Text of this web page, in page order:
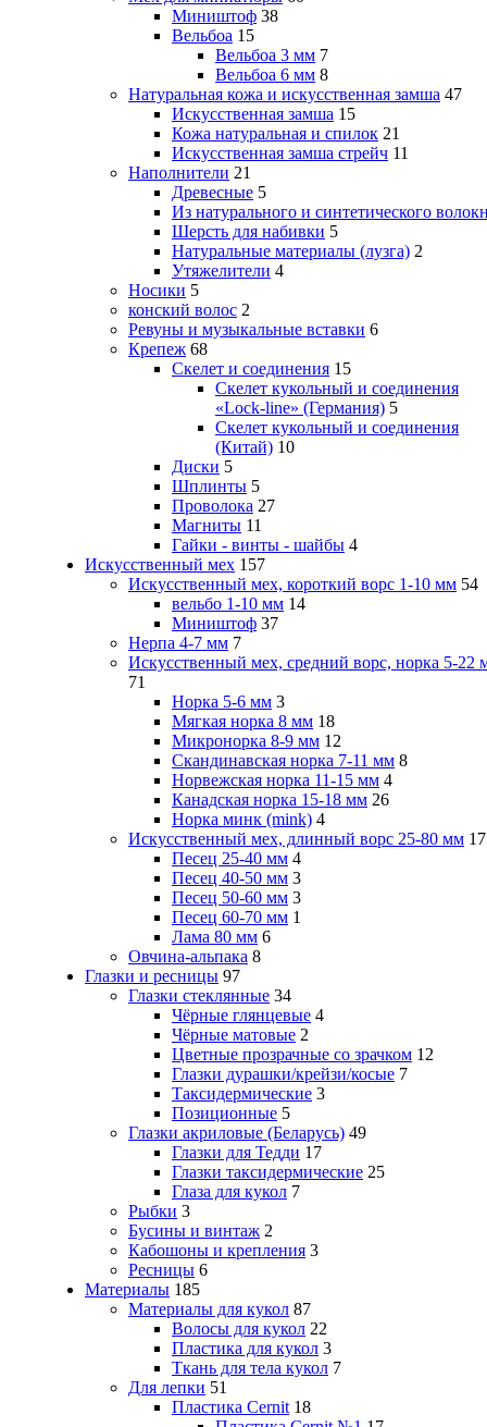
Миништоф 38
Вельбоа 15
Вельбоа 3 мм 7
Вельбоа 6 мм 8
Натуральная кожа и искусственная замша 47
Искусственная замша 15
Кожа натуральная и спилок 21
Искусственная замша стрейч 11
Наполнители 21
Древесные 5
Из натурального и синтетического
Шерсть для набивки 5
Натуральные материалы (лузга) 2
Утяжелители 4
Носики 5
конский волос 2
Ревуны и музыкальные вставки 6
Крепеж 68
Скелет и соединения 15
Скелет кукольный и соединения
«Lock-line» (Германия) 5
Скелет кукольный и соединения
(Китай) 10
Диски 5
Шплинты 5
Проволока 27
Магниты 11
Гайки - винты - шайбы 4
Искусственный мех 157
Искусственный мех, короткий ворс 1-10 мм 54
вельбо 1-10 мм 14
Миништоф 37
Нерпа 4-7 мм 7
Искусственный мех, средний ворс, норка 5-22
71
Норка 5-6 мм 3
Мягкая норка 8 мм 18
Микронорка 8-9 мм 12
Скандинавская норка 7-11 мм 8
Норвежская норка 11-15 мм 4
Канадская норка 15-18 мм 26
Норка минк (mink) 4
Искусственный мех, длинный ворс 25-80 мм 17
Песец 25-40 мм 4
Песец 40-50 мм 3
Песец 50-60 мм 3
Песец 60-70 мм 1
Лама 80 мм 6
Овчина-альпака 8
Глазки и ресницы 97
Глазки стеклянные 34
Чёрные глянцевые 4
Чёрные матовые 2
Цветные прозрачные со зрачком 12
Глазки дурашки/крейзи/косые 7
Таксидермические 3
Позиционные 5
Глазки акриловые (Беларусь) 49
Глазки для Тедди 17
Глазки таксидермические 25
Глаза для кукол 7
Рыбки 3
Бусины и винтаж 2
Кабошоны и крепления 3
Ресницы 6
Материалы 185
Материалы для кукол 87
Волосы для кукол 22
Пластика для кукол 3
Ткань для тела кукол 7
Для лепки 51
Пластика Cernit 18